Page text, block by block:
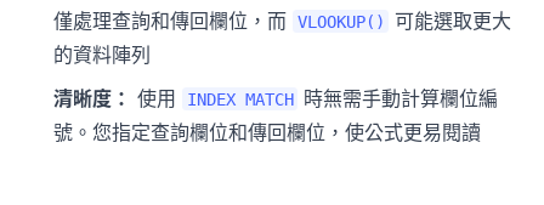
僅處理查詢和傳回欄位，而 VLOOKUP()
可能選取更大
的資料陣列
清晰度： 使用 INDEX MATCH 時無需手動計算欄位編
號。您指定查詢欄位和傳回欄位，使公式更易閱讀